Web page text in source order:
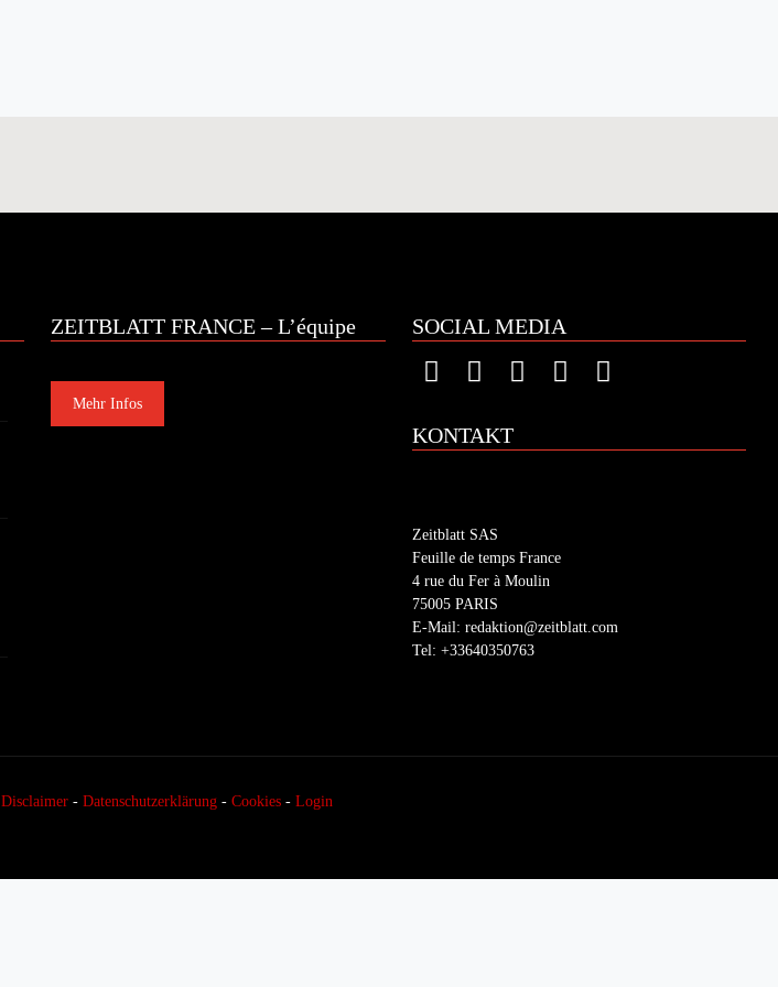
ZEITBLATT FRANCE – L’équipe
Mehr Infos
SOCIAL MEDIA
KONTAKT
Zeitblatt SAS
Feuille de temps France
4 rue du Fer à Moulin
75005 PARIS
E-Mail: redaktion@zeitblatt.com
Tel: +33640350763
Disclaimer - Datenschutzerklärung - Cookies - Login